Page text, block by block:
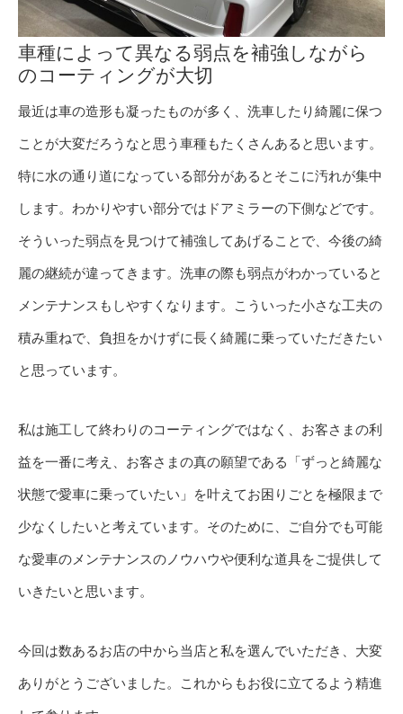
車種によって異なる弱点を補強しながら
のコーティングが大切
最近は車の造形も凝ったものが多く、洗車したり綺麗に保つ
ことが大変だろうなと思う車種もたくさんあると思います。
特に水の通り道になっている部分があるとそこに汚れが集中
します。わかりやすい部分ではドアミラーの下側などです。
そういった弱点を見つけて補強してあげることで、今後の綺
麗の継続が違ってきます。洗車の際も弱点がわかっていると
メンテナンスもしやすくなります。こういった小さな工夫の
積み重ねで、負担をかけずに長く綺麗に乗っていただきたい
と思っています。
私は施工して終わりのコーティングではなく、お客さまの利
益を一番に考え、お客さまの真の願望である「ずっと綺麗な
状態で愛車に乗っていたい」を叶えてお困りごとを極限まで
少なくしたいと考えています。そのために、ご自分でも可能
な愛車のメンテナンスのノウハウや便利な道具をご提供して
いきたいと思います。
今回は数あるお店の中から当店と私を選んでいただき、大変
ありがとうございました。これからもお役に立てるよう精進